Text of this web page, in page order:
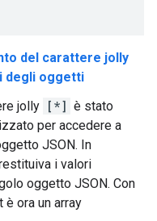
del carattere jolly
degli oggetti
jolly [*] è stato
per accedere a
JSON. In
i valori
oggetto JSON. Con
ora un array